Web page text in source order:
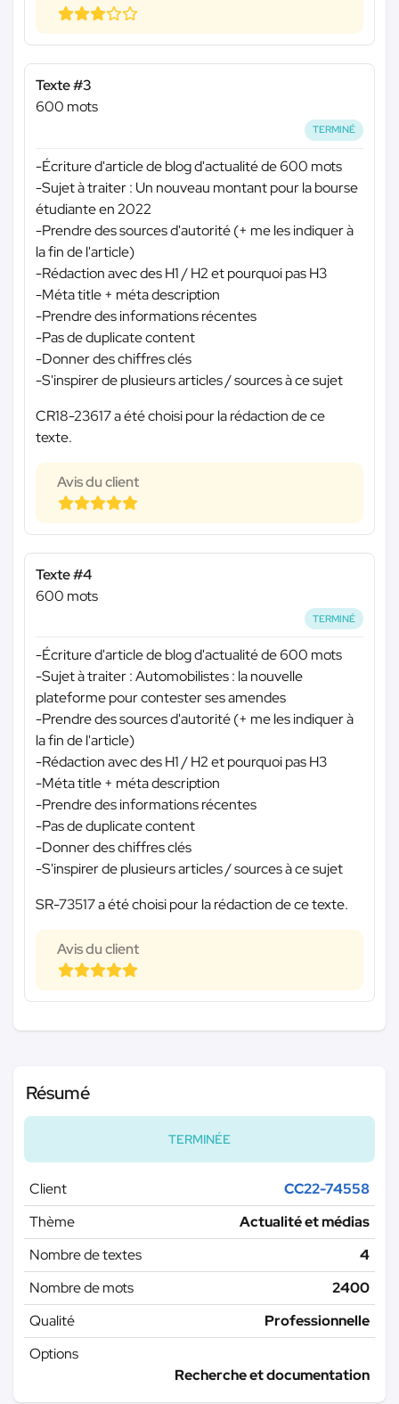
Texte #3
600 mots
TERMINÉ
-Écriture d'article de blog d'actualité de 600 mots
-Sujet à traiter : Un nouveau montant pour la bourse
étudiante en 2022
-Prendre des sources d'autorité (+ me les indiquer à
la fin de l'article)
-Rédaction avec des H1 / H2 et pourquoi pas H3
-Méta title + méta description
-Prendre des informations récentes
-Pas de duplicate content
-Donner des chiffres clés
-S'inspirer de plusieurs articles / sources à ce sujet
CR18-23617 a été choisi pour la rédaction de ce
texte.
Avis du client
Texte #4
600 mots
TERMINÉ
-Écriture d'article de blog d'actualité de 600 mots
-Sujet à traiter : Automobilistes : la nouvelle
plateforme pour contester ses amendes
-Prendre des sources d'autorité (+ me les indiquer à
la fin de l'article)
-Rédaction avec des H1 / H2 et pourquoi pas H3
-Méta title + méta description
-Prendre des informations récentes
-Pas de duplicate content
-Donner des chiffres clés
-S'inspirer de plusieurs articles / sources à ce sujet
SR-73517 a été choisi pour la rédaction de ce texte.
Avis du client
Résumé
TERMINÉE
Client
CC22-74558
Thème
Actualité et médias
Nombre de textes
4
Nombre de mots
2400
Qualité
Professionnelle
Options
Recherche et documentation